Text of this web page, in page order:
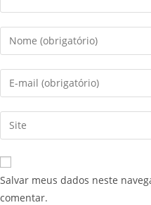
Salvar meus dados neste
comentar.